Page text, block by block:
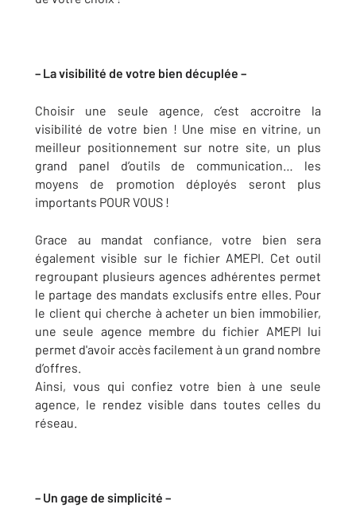
– La visibilité de votre bien décuplée –
Choisir une seule agence, c’est accroitre la
visibilité de votre bien ! Une mise en vitrine, un
meilleur positionnement sur notre site, un plus
grand panel d’outils de communication… les
moyens de promotion déployés seront plus
importants POUR VOUS !
Grace au mandat confiance, votre bien sera
également visible sur le fichier AMEPI. Cet outil
regroupant plusieurs agences adhérentes permet
le partage des mandats exclusifs entre elles. Pour
le client qui cherche à acheter un bien immobilier,
une seule agence membre du fichier AMEPI lui
permet d'avoir accès facilement à un grand nombre
d’offres.
Ainsi, vous qui confiez votre bien à une seule
agence, le rendez visible dans toutes celles du
réseau.
– Un gage de simplicité –